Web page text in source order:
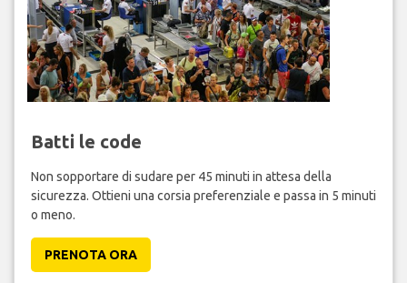
Batti le code
Non sopportare di sudare per 45 minuti in attesa della
sicurezza. Ottieni una corsia preferenziale e passa in 5 minuti
o meno.
PRENOTA ORA